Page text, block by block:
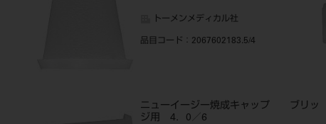
トーメンメディカル社
品目コード ：2067602183.5/4
ニューイージー焼成キャップ ブリッ
ジ用 4．0／6